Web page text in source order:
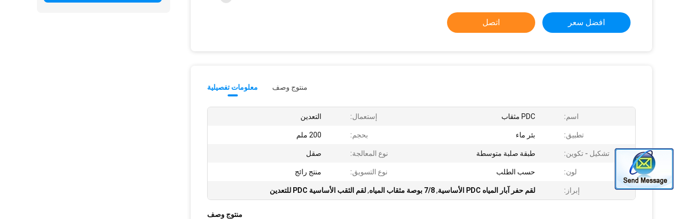
افضل سعر اتصل
معلومات تفصيلية منتوج وصف
اسم: PDC مثقاب إستعمال: التعدين
تطبيق: بئر ماء بحجم: 200 ملم
تشكيل - تكوين: طبقة صلبة متوسطة نوع المعالجة: صقل
لون: حسب الطلب نوع التسويق: منتج رائج
إبراز: لقم حفر آبار المياه PDC الأساسية ,7/8 بوصة مثقاب المياه ,لقم الثقب الأساسية PDC للتعدين
منتوج وصف